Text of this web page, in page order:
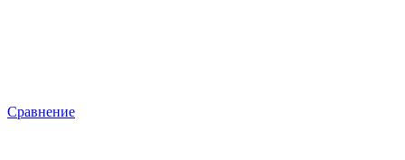
Сравнение